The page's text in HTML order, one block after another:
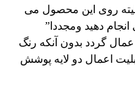
روی این محصول می
انجام دهید ومجددا”
گردد بدون آنکه رنگ
اعمال دو لایه پوشش